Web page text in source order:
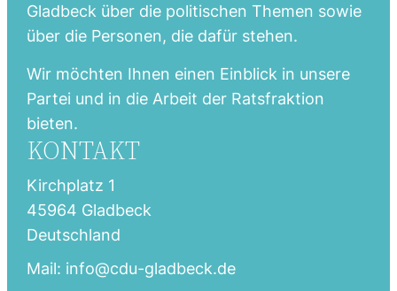
Gladbeck über die politischen Themen sowie
über die Personen, die dafür stehen.
Wir möchten Ihnen einen Einblick in unsere
Partei und in die Arbeit der Ratsfraktion
bieten.
KONTAKT
Kirchplatz 1
45964 Gladbeck
Deutschland
Mail: info@cdu-gladbeck.de